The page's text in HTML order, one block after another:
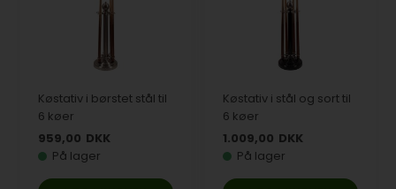
Køstativ i børstet stål til
6 køer
959,00 DKK
På lager
Køstativ i stål og sort til
6 køer
1.009,00 DKK
På lager